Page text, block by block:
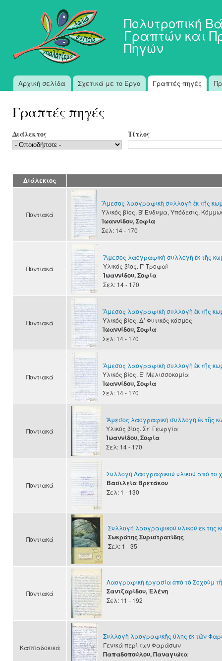
Πολυτροπική
Γραπτών και
Πηγών
Κύριο μενού
Αρχική σελίδα Σχετικά με το Έργο Γραπτές πηγές
Γραπτές πηγές
Διάλεκτος Τίτλος
Διάλεκτος
Ποντιακά
Ἄμεσος λαογραφικὴ συλλογὴ ἐκ τῆς
Υλικός βίος. Β' Ένδυμα, Υπόδεσις,
Ἰωαννίδου, Σοφία
Σελ: 14 - 170
Ποντιακά
Ἄμεσος λαογραφικὴ συλλογὴ ἐκ τῆς
Υλικός βίος. Γ' Τροφαί
Ἰωαννίδου, Σοφία
Σελ: 14 - 170
Ποντιακά
Ἄμεσος λαογραφικὴ συλλογὴ ἐκ τῆς
Υλικός βίος. Δ’ Φυτικός κόσμος
Ἰωαννίδου, Σοφία
Σελ: 14 - 170
Ποντιακά
Ἄμεσος λαογραφικὴ συλλογὴ ἐκ τῆς
Υλικός βίος. Ε’ Μελισσοκομία
Ἰωαννίδου, Σοφία
Σελ: 14 - 170
Ποντιακά
Ἄμεσος λαογραφικὴ συλλογὴ ἐκ τῆς
Υλικός βίος. Στ’ Γεωργία
Ἰωαννίδου, Σοφία
Σελ: 14 - 170
Ποντιακά
Συλλογή Λαογραφικού υλικού από το
Βασιλεία Βρετάκου
Σελ: 1 - 130
Ποντιακά
Συλλογή λαογραφικού υλικού εκ
Σωκράτης Συριστρατίδης
Σελ: 1 - 35
Ποντιακά
Λαογραφικὴ ἐργασία ἀπὸ τὸ Σοχοὺμ
Σαντζαρίδου, Ἑλένη
Σελ: 11 - 192
Καππαδοκικά
Συλλογὴ λαογραφικῆς ὕλης ἐκ τῶν
Γενικά περί των Φαράσων
Παπαδοπούλου, Παναγιώτα